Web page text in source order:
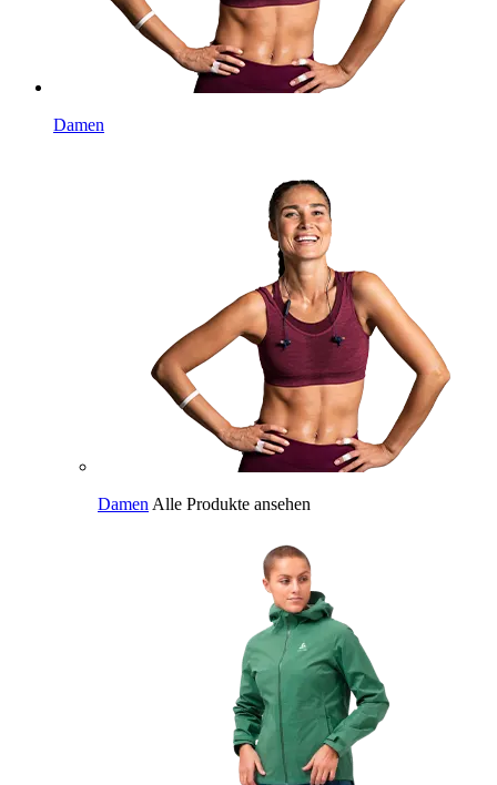
Damen
Damen Alle Produkte ansehen